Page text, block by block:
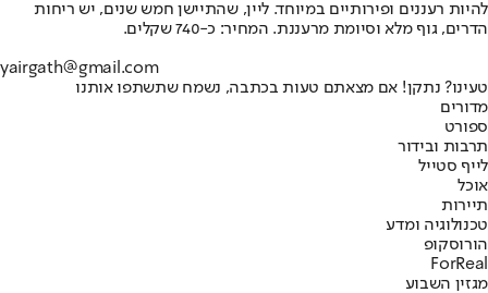
להיות רעננים ופירותיים במיוחד. ליין, שהתיישן חמש שנים, יש ריחות
הדרים, גוף מלא וסיומת מרעננת. המחיר: כ-740 שקלים.
yairgath@gmail.com
טעינו? נתקן! אם מצאתם טעות בכתבה, נשמח שתשתפו אותנו
מדורים
ספורט
תרבות ובידור
לייף סטייל
אוכל
תיירות
טכנולוגיה ומדע
הורוסקופ
ForReal
מגזין השבוע